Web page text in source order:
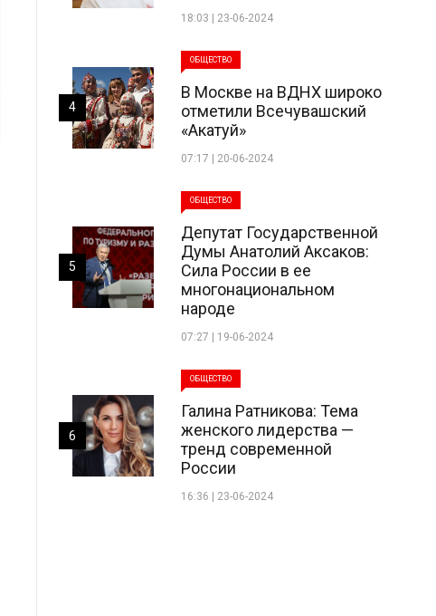
18:03 | 23-06-2024
ОБЩЕСТВО
В Москве на ВДНХ широко
отметили Всечувашский
«Акатуй»
07:17 | 20-06-2024
4
ОБЩЕСТВО
Депутат Государственной
Думы Анатолий Аксаков:
Сила России в ее
многонациональном
народе
07:27 | 19-06-2024
5
ОБЩЕСТВО
Галина Ратникова: Тема
женского лидерства —
тренд современной
России
16:36 | 23-06-2024
6